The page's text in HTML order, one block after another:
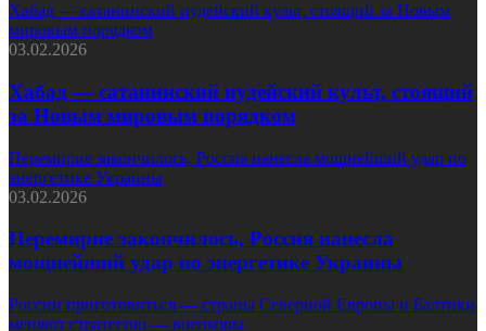
Хабад — сатанинский иудейский культ, стоящий за Новым
мировым порядком
03.02.2026
Хабад — сатанинский иудейский культ, стоящий
за Новым мировым порядком
Перемирие закончилось, Россия нанесла мощнейший удар по
энергетике Украины
03.02.2026
Перемирие закончилось, Россия нанесла
мощнейший удар по энергетике Украины
России приготовиться — страны Северной Европы и Балтики
меняют стратегию — военкоры